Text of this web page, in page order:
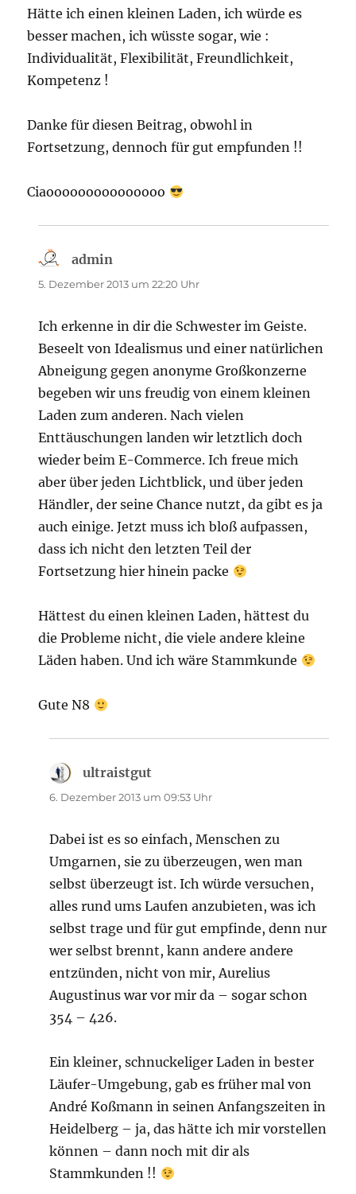
Hätte ich einen kleinen Laden, ich würde es
besser machen, ich wüsste sogar, wie :
Individualität, Flexibilität, Freundlichkeit,
Kompetenz !
Danke für diesen Beitrag, obwohl in
Fortsetzung, dennoch für gut empfunden !!
Ciaooooooooooooooo
admin
5. Dezember 2013 um 22:20 Uhr
Ich erkenne in dir die Schwester im Geiste.
Beseelt von Idealismus und einer natürlichen
Abneigung gegen anonyme Großkonzerne
begeben wir uns freudig von einem kleinen
Laden zum anderen. Nach vielen
Enttäuschungen landen wir letztlich doch
wieder beim E-Commerce. Ich freue mich
aber über jeden Lichtblick, und über jeden
Händler, der seine Chance nutzt, da gibt es ja
auch einige. Jetzt muss ich bloß aufpassen,
dass ich nicht den letzten Teil der
Fortsetzung hier hinein packe
Hättest du einen kleinen Laden, hättest du
die Probleme nicht, die viele andere kleine
Läden haben. Und ich wäre Stammkunde
Gute N8
ultraistgut
6. Dezember 2013 um 09:53 Uhr
Dabei ist es so einfach, Menschen zu
Umgarnen, sie zu überzeugen, wen man
selbst überzeugt ist. Ich würde versuchen,
alles rund ums Laufen anzubieten, was ich
selbst trage und für gut empfinde, denn nur
wer selbst brennt, kann andere andere
entzünden, nicht von mir, Aurelius
Augustinus war vor mir da – sogar schon
354 – 426.
Ein kleiner, schnuckeliger Laden in bester
Läufer-Umgebung, gab es früher mal von
André Koßmann in seinen Anfangszeiten in
Heidelberg – ja, das hätte ich mir vorstellen
können – dann noch mit dir als
Stammkunden !!